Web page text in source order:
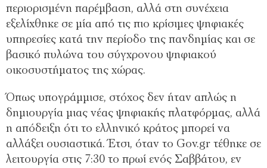
περιορισμένη παρέμβαση, αλλά στη συνέχεια
εξελίχθηκε σε μία από τις πιο κρίσιμες ψηφιακές
υπηρεσίες κατά την περίοδο της πανδημίας και σε
βασικό πυλώνα του σύγχρονου ψηφιακού
οικοσυστήματος της χώρας.
Όπως υπογράμμισε, στόχος δεν ήταν απλώς η
δημιουργία μιας νέας ψηφιακής πλατφόρμας, αλλά
η απόδειξη ότι το ελληνικό κράτος μπορεί να
αλλάξει ουσιαστικά. Έτσι, όταν το Gov.gr τέθηκε σε
λειτουργία στις 7:30 το πρωί ενός Σαββάτου, εν